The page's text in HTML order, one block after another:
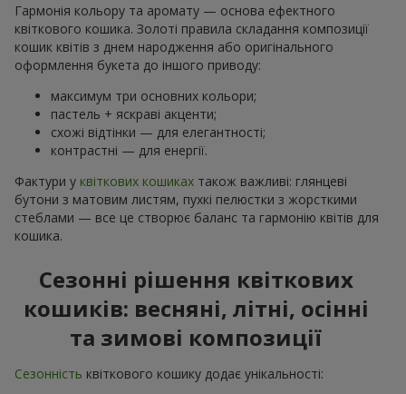
Гармонія кольору та аромату — основа ефектного
квіткового кошика. Золоті правила складання композиції
кошик квітів з днем ​​народження або оригінального
оформлення букета до іншого приводу:
максимум три основних кольори;
пастель + яскраві акценти;
схожі відтінки — для елегантності;
контрастні — для енергії.
Фактури у квіткових кошиках також важливі: глянцеві
бутони з матовим листям, пухкі пелюстки з жорсткими
стеблами — все це створює баланс та гармонію квітів для
кошика.
Сезонні рішення квіткових
кошиків: весняні, літні, осінні
та зимові композиції
Сезонність квіткового кошику додає унікальності: